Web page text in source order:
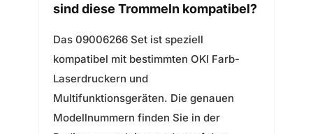
sind diese Trommeln kompatibel?
Das 09006266 Set ist speziell
kompatibel mit bestimmten OKI Farb-
Laserdruckern und
Multifunktionsgeräten. Die genauen
Modellnummern finden Sie in der